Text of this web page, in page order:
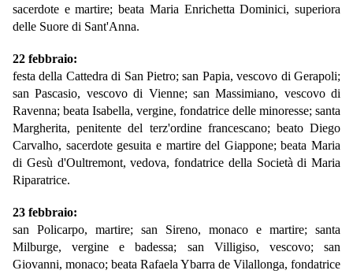
sacerdote e martire; beata Maria Enrichetta Dominici, superiora
delle Suore di Sant'Anna.
22 febbraio:
festa della Cattedra di San Pietro; san Papia, vescovo di Gerapoli;
san Pascasio, vescovo di Vienne; san Massimiano, vescovo di
Ravenna; beata Isabella, vergine, fondatrice delle minoresse; santa
Margherita, penitente del terz'ordine francescano; beato Diego
Carvalho, sacerdote gesuita e martire del Giappone; beata Maria
di Gesù d'Oultremont, vedova, fondatrice della Società di Maria
Riparatrice.
23 febbraio:
san Policarpo, martire; san Sireno, monaco e martire; santa
Milburge, vergine e badessa; san Villigiso, vescovo; san
Giovanni, monaco; beata Rafaela Ybarra de Vilallonga, fondatrice